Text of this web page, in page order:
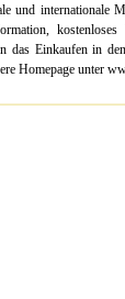
und internationale
das Einkaufen in
Homepage unter